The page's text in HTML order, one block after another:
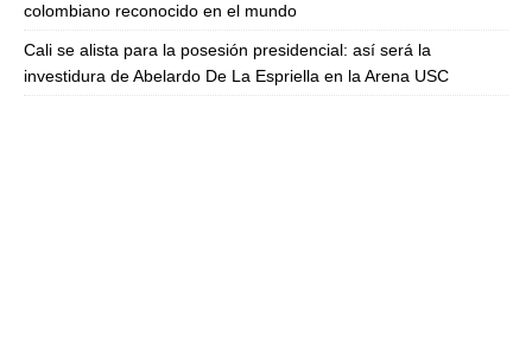
colombiano reconocido en el mundo
Cali se alista para la posesión presidencial: así será la
investidura de Abelardo De La Espriella en la Arena USC